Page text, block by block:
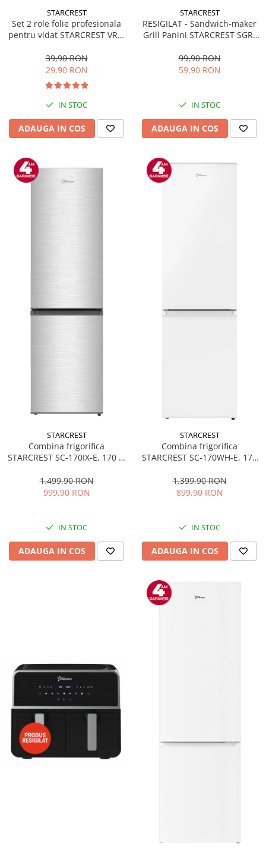
STARCREST
Set 2 role folie profesionala
pentru vidat STARCREST VRL-
reutilizabile, sous vide,
lavabile in masina de spalat,
fara BPA, transparent
39,90 RON
29,90 RON
IN STOC
ADAUGA IN COS
STARCREST
RESIGILAT - Sandwich-maker
Grill Panini STARCREST SGR-
nonaderente, Deschidere
180°, Suprafata de gatire 23 x
99,90 RON
59,90 RON
IN STOC
ADAUGA IN COS
STARCREST
Combina frigorifica
STARCREST SC-170IX-E, 170 L,
reglabil, Iluminare LED,
Suprafata Inox antiamprenta,
1.499,90 RON
999,90 RON
IN STOC
ADAUGA IN COS
STARCREST
Combina frigorifica
STARCREST SC-170WH-E, 170
Termostat reglabil, Iluminare
LED, Picioare ajustabile, Usi
1.399,90 RON
899,90 RON
IN STOC
ADAUGA IN COS